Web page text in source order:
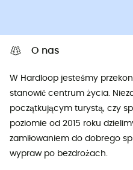
O nas
W Hardloop jesteśmy
stanowić centrum życia.
początkującym turystą, czy
poziomie od 2015 roku
zamiłowaniem do dobrego
wypraw po bezdrożach.